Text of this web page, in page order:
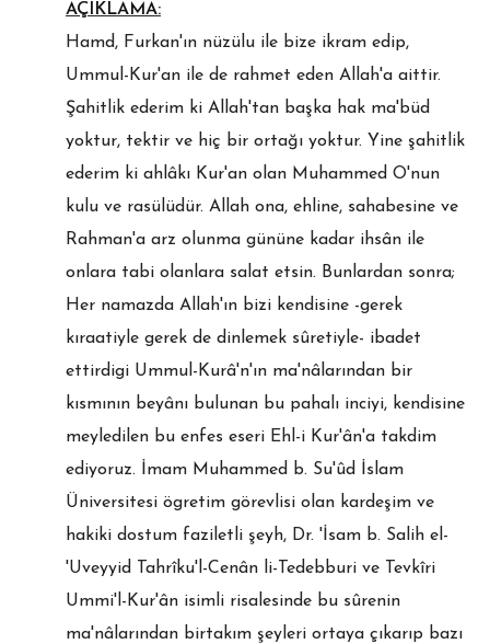
AÇIKLAMA:
Hamd, Furkan'ın nüzülu ile bize ikram edip,
Ummul-Kur'an ile de rahmet eden Allah'a aittir.
Şahitlik ederim ki Allah'tan başka hak ma'büd
yoktur, tektir ve hiç bir ortağı yoktur. Yine şahitlik
ederim ki ahlâkı Kur'an olan Muhammed O'nun
kulu ve rasülüdür. Allah ona, ehline, sahabesine ve
Rahman'a arz olunma gününe kadar ihsân ile
onlara tabi olanlara salat etsin. Bunlardan sonra;
Her namazda Allah'ın bizi kendisine -gerek
kıraatiyle gerek de dinlemek sûretiyle- ibadet
ettirdigi Ummul-Kurâ'n'ın ma'nâlarından bir
kısmının beyânı bulunan bu pahalı inciyi, kendisine
meyledilen bu enfes eseri Ehl-i Kur'ân'a takdim
ediyoruz. İmam Muhammed b. Su'ûd İslam
Üniversitesi ögretim görevlisi olan kardeşim ve
hakiki dostum faziletli şeyh, Dr. 'İsam b. Salih el-
'Uveyyid Tahrîku'l-Cenân li-Tedebburi ve Tevkîri
Ummi'l-Kur'ân isimli risalesinde bu sûrenin
ma'nâlarından birtakım şeyleri ortaya çıkarıp bazı